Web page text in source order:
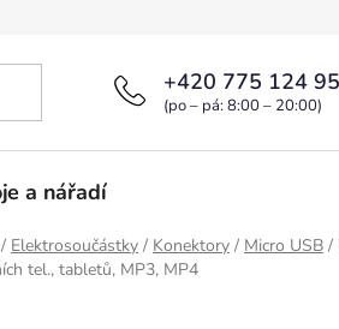
+420 775 124
(po – pá: 8:00 – 20:00)
a nářadí
/ Elektrosoučástky / Konektory / Micro USB /
tel., tabletů, MP3, MP4